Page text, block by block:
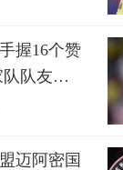
握16个赞
队友内
迈阿密国